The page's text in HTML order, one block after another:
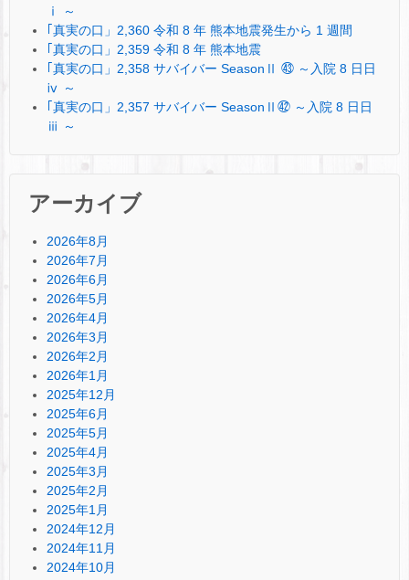
ⅰ ～
｢真実の口」2,360 令和 8 年 熊本地震発生から 1 週間
｢真実の口」2,359 令和 8 年 熊本地震
｢真実の口」2,358 サバイバー SeasonⅡ ㊸ ～入院 8 日日
ⅳ ～
｢真実の口」2,357 サバイバー SeasonⅡ㊷ ～入院 8 日日
ⅲ ～
アーカイブ
2026年8月
2026年7月
2026年6月
2026年5月
2026年4月
2026年3月
2026年2月
2026年1月
2025年12月
2025年6月
2025年5月
2025年4月
2025年3月
2025年2月
2025年1月
2024年12月
2024年11月
2024年10月